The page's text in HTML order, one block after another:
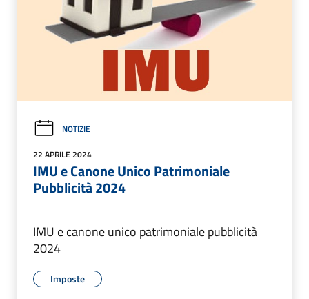
NOTIZIE
22 APRILE 2024
IMU e Canone Unico Patrimoniale
Pubblicità 2024
IMU e canone unico patrimoniale pubblicità
2024
Imposte